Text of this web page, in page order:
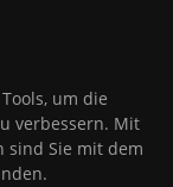
um die
verbessern. Mit
sind Sie mit dem